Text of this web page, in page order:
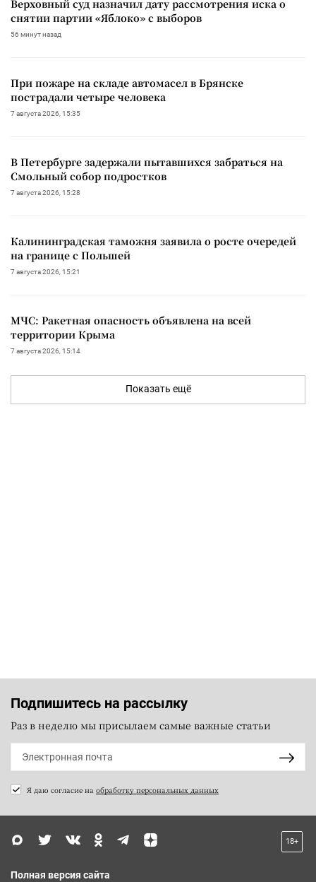
Верховный суд назначил дату рассмотрения иска о
снятии партии «Яблоко» с выборов
56 минут назад
При пожаре на складе автомасел в Брянске
пострадали четыре человека
7 августа 2026, 15:35
В Петербурге задержали пытавшихся забраться на
Смольный собор подростков
7 августа 2026, 15:28
Калининградская таможня заявила о росте очередей
на границе с Польшей
7 августа 2026, 15:21
МЧС: Ракетная опасность объявлена на всей
территории Крыма
7 августа 2026, 15:14
Показать ещё
Подпишитесь на рассылку
Раз в неделю мы присылаем самые важные статьи
Я даю согласие на обработку персональных данных
18+
Полная версия сайта